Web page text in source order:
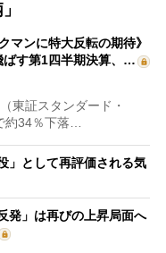
マンに特大反転の期待》
ばす第1四半期決算、…
東証スタンダード・
約34％下落…
」として再評価される気
発」は再びの上昇局面へ